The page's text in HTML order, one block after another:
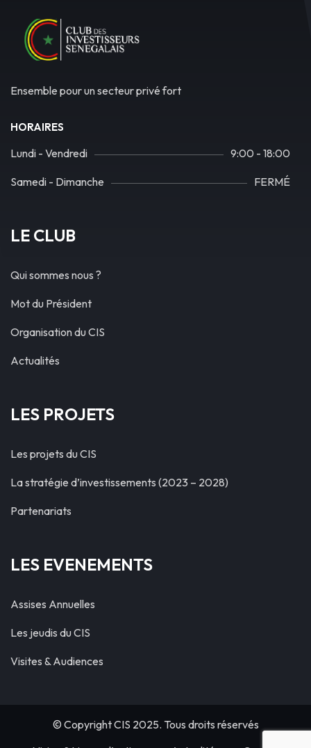
Ensemble pour un secteur privé fort
HORAIRES
Lundi - Vendredi 9:00 - 18:00
Samedi - Dimanche FERMÉ
LE CLUB
Qui sommes nous ?
Mot du Président
Organisation du CIS
Actualités
LES PROJETS
Les projets du CIS
La stratégie d’investissements (2023 – 2028)
Partenariats
LES EVENEMENTS
Assises Annuelles
Les jeudis du CIS
Visites & Audiences
© Copyright CIS 2025. Tous droits réservés